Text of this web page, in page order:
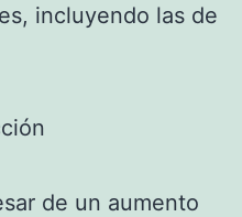
incluyendo las de
de un aumento